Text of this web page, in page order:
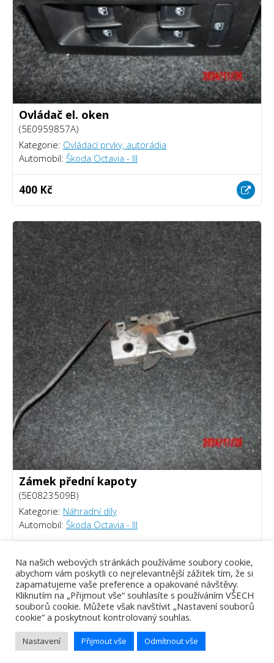
Ovládač el. oken
(5E0959857A)
Kategorie: Ovládací prvky, autorádia
Automobil: Škoda Octavia - III
400 Kč
Zámek přední kapoty
(5E0823509B)
Kategorie: Náhradní díly
Automobil: Škoda Octavia - III
250 Kč
Tomáš Piálek - Webový vývojář
Na našich webových stránkách používáme soubory cookie,
abychom vám poskytli co nejrelevantnější zážitek tím, že si
zapamatujeme vaše preference a opakované návštěvy.
Kliknutím na „Přijmout vše“ souhlasíte s používáním VŠECH
souborů cookie. Můžete však navštívit „Nastavení souborů
cookie“ a poskytnout kontrolovaný souhlas.
Nastavení Přijmout vše Odmítnout vše